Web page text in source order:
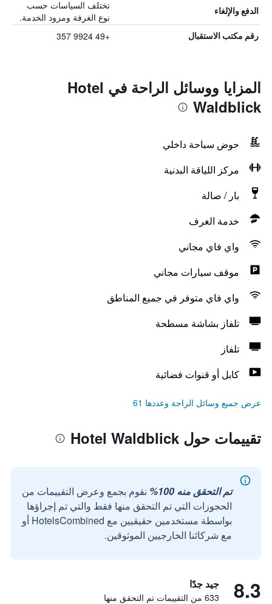
الدفع والإلغاء
تختلف السياسات حسب
نوع الغرفة ومزود الخدمة.
رقم مكتب الاستقبال +49 9924 357
المزايا ووسائل الراحة في Hotel
Waldblick
حوض سباحة داخلي
مركز اللياقة البدنية
بار / صالة
خدمة الغرف
واي فاي مجاني
موقف سيارات مجاني
واي فاي متوفر في جميع المناطق
تلفاز بشاشة مسطحة
تلفاز
كابل أو قنوات فضائية
عرض جميع وسائل الراحة وعددها 61
تقييمات حول Hotel Waldblick
تم التحقق منه 100%
نقوم بجمع وعرض التقييمات من
الحجوزات التي تم التحقق منها فقط والتي تم إجراؤها
بواسطة مستخدمين حقيقيين مع HotelsCombined أو
مع شركائنا الخارجيين الموثوقين.
8.3 جيد جدًا
633 من التقييمات تم التحقق منها